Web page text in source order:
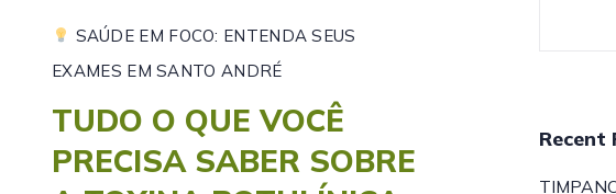
SAÚDE EM FOCO: ENTENDA SEUS
EXAMES EM SANTO ANDRÉ
TUDO O QUE VOCÊ
PRECISA SABER SOBRE
Recent